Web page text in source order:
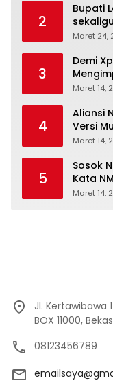
2
Bupati
Maret 24,
3
Demi
Maret 14,
4
Aliansi
Versi
Maret 14,
5
Sosok
Kata
Maret 14,
Jl. Kertawibawa
BOX 11000,
08123456789